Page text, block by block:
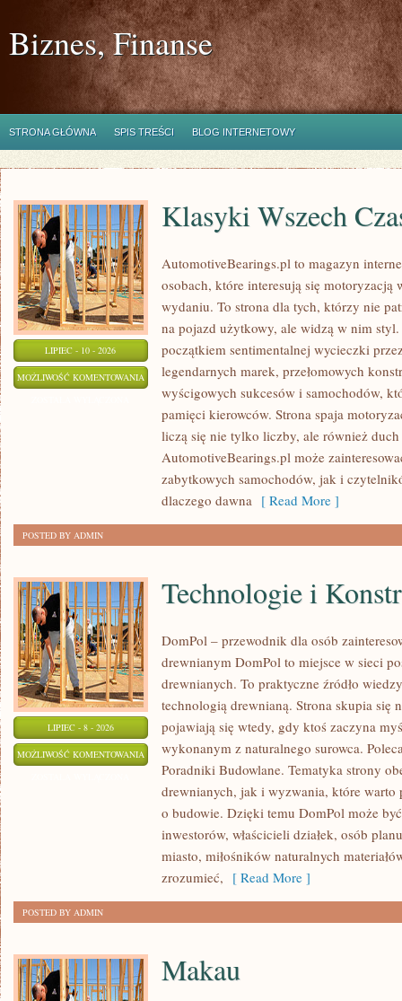
Biznes, Finanse
STRONA GŁÓWNA SPIS TREŚCI BLOG INTERNETOWY
LIPIEC - 10 - 2026
MOŻLIWOŚĆ KOMENTOWANIA KLASYKI
WSZECH
CZASÓW
Klasyki Wszech
AutomotiveBearings.pl to magazyn
osobach, które interesują się
wydaniu. To strona dla tych, którzy nie
na pojazd użytkowy, ale widzą w nim
początkiem sentimentalnej wycieczki
legendarnych marek, przełomowych
wyścigowych sukcesów i samochodów,
pamięci kierowców. Strona spaja
liczą się nie tylko liczby, ale również duch
AutomotiveBearings.pl może
zabytkowych samochodów, jak i
dlaczego dawna [ Read More ]
POSTED BY ADMIN
LIPIEC - 8 - 2026
MOŻLIWOŚĆ KOMENTOWANIA TECHNOLOGIE
KONSTRUKCJE
Technologie i
DomPol – przewodnik dla osób
drewnianym DomPol to miejsce w sieci
drewnianych. To praktyczne źródło
technologią drewnianą. Strona skupia się
pojawiają się wtedy, gdy ktoś zaczyna
wykonanym z naturalnego surowca.
Poradniki Budowlane. Tematyka strony
drewnianych, jak i wyzwania, które warto
o budowie. Dzięki temu DomPol może
inwestorów, właścicieli działek, osób
miasto, miłośników naturalnych
zrozumieć, [ Read More ]
POSTED BY ADMIN
Makau